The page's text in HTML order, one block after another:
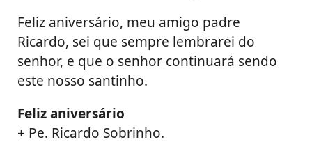
Feliz aniversário, meu amigo padre
Ricardo, sei que sempre lembrarei do
senhor, e que o senhor continuará sendo
este nosso santinho.
Feliz aniversário
+ Pe. Ricardo Sobrinho.